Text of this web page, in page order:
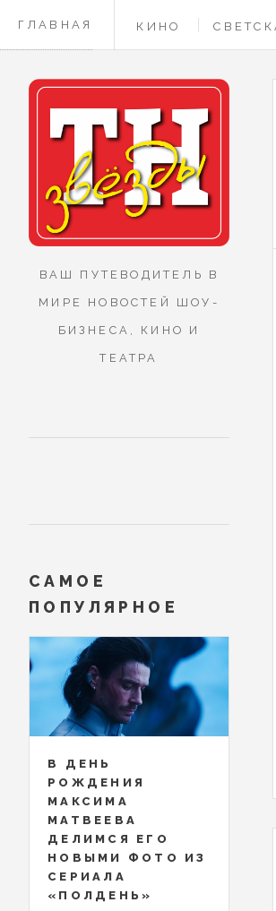
ГЛАВНАЯ КИНО
КОНТАКТЫ
ВАШ ПУТЕВОДИТЕЛЬ В
МИРЕ НОВОСТЕЙ ШОУ-
БИЗНЕСА, КИНО И
ТЕАТРА
САМОЕ
ПОПУЛЯРНОЕ
В ДЕНЬ
РОЖДЕНИЯ
МАКСИМА
МАТВЕЕВА
ДЕЛИМСЯ ЕГО
НОВЫМИ ФОТО ИЗ
СЕРИАЛА
«ПОЛДЕНЬ»